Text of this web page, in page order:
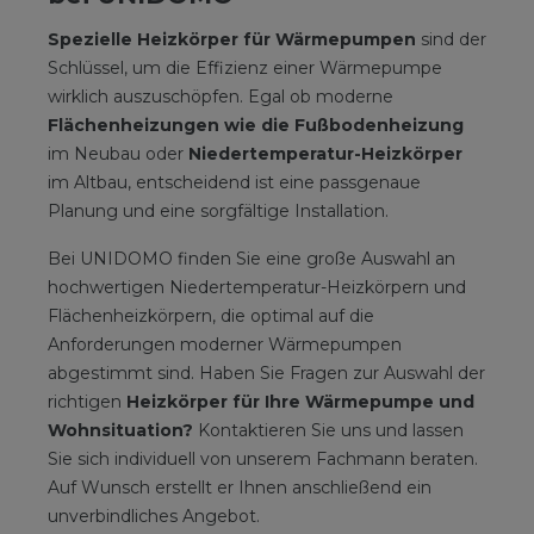
Spezielle Heizkörper für Wärmepumpen sind der
Schlüssel, um die Effizienz einer Wärmepumpe
wirklich auszuschöpfen. Egal ob moderne
Flächenheizungen wie die Fußbodenheizung
im Neubau oder Niedertemperatur-Heizkörper
im Altbau, entscheidend ist eine passgenaue
Planung und eine sorgfältige Installation.
Bei UNIDOMO finden Sie eine große Auswahl an
hochwertigen Niedertemperatur-Heizkörpern und
Flächenheizkörpern, die optimal auf die
Anforderungen moderner Wärmepumpen
abgestimmt sind. Haben Sie Fragen zur Auswahl der
richtigen Heizkörper für Ihre Wärmepumpe und
Wohnsituation? Kontaktieren Sie uns und lassen
Sie sich individuell von unserem Fachmann beraten.
Auf Wunsch erstellt er Ihnen anschließend ein
unverbindliches Angebot.